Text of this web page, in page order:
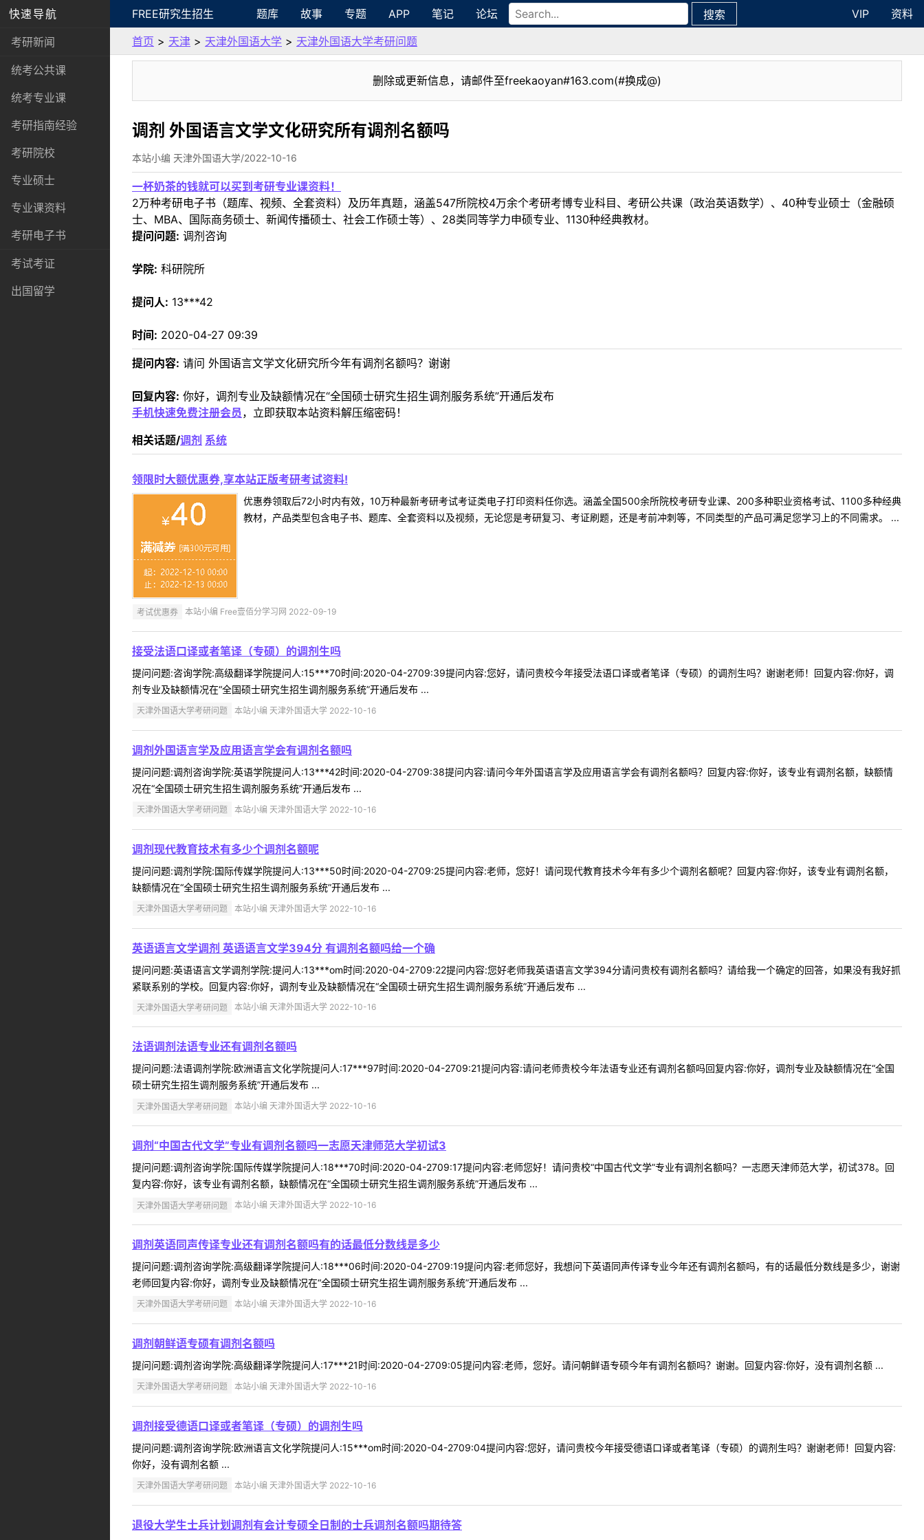
快速导航
考研新闻
统考公共课
统考专业课
考研指南经验
考研院校
专业硕士
专业课资料
考研电子书
考试考证
出国留学
FREE研究生招生 题库 故事 专题 APP 笔记 论坛 搜索 VIP
资料
首页 > 天津 > 天津外国语大学 > 天津外国语大学考研问题
删除或更新信息，请邮件至freekaoyan#163.com(#换成@)
调剂 外国语言文学文化研究所有调剂名额吗
本站小编 天津外国语大学/2022-10-16
一杯奶茶的钱就可以买到考研专业课资料！
2万种考研电子书（题库、视频、全套资料）及历年真题，涵盖547所院校4万余个考研考博专业科目、考研公共课（政治英语数学）、40种专业硕士（金融硕
士、MBA、国际商务硕士、新闻传播硕士、社会工作硕士等）、28类同等学力申硕专业、1130种经典教材。
提问问题: 调剂咨询
学院: 科研院所
提问人: 13***42
时间: 2020-04-27 09:39
提问内容: 请问 外国语言文学文化研究所今年有调剂名额吗？谢谢
回复内容: 你好，调剂专业及缺额情况在“全国硕士研究生招生调剂服务系统”开通后发布
手机快速免费注册会员 ，立即获取本站资料解压缩密码！
相关话题/调剂 系统
领限时大额优惠券,享本站正版考研考试资料!
优惠券领取后72小时内有效，10万种最新考研考试考证类电子打印资料任你选。涵盖全国500余所院校考研专业课、200多种职业资格考试、1100多种经典
教材，产品类型包含电子书、题库、全套资料以及视频，无论您是考研复习、考证刷题，还是考前冲刺等，不同类型的产品可满足您学习上的不同需求。 ...
考试优惠券 本站小编 Free壹佰分学习网 2022-09-19
接受法语口译或者笔译（专硕）的调剂生吗
提问问题:咨询学院:高级翻译学院提问人:15***70时间:2020-04-2709:39提问内容:您好，请问贵校今年接受法语口译或者笔译（专硕）的调剂生吗？谢谢老师！回复内容:你好，调
剂专业及缺额情况在“全国硕士研究生招生调剂服务系统”开通后发布 ...
天津外国语大学考研问题 本站小编 天津外国语大学 2022-10-16
调剂外国语言学及应用语言学会有调剂名额吗
提问问题:调剂咨询学院:英语学院提问人:13***42时间:2020-04-2709:38提问内容:请问今年外国语言学及应用语言学会有调剂名额吗？回复内容:你好，该专业有调剂名额，缺额情
况在“全国硕士研究生招生调剂服务系统”开通后发布 ...
天津外国语大学考研问题 本站小编 天津外国语大学 2022-10-16
调剂现代教育技术有多少个调剂名额呢
提问问题:调剂学院:国际传媒学院提问人:13***50时间:2020-04-2709:25提问内容:老师，您好！请问现代教育技术今年有多少个调剂名额呢？回复内容:你好，该专业有调剂名额，
缺额情况在“全国硕士研究生招生调剂服务系统”开通后发布 ...
天津外国语大学考研问题 本站小编 天津外国语大学 2022-10-16
英语语言文学调剂 英语语言文学394分 有调剂名额吗给一个确
提问问题:英语语言文学调剂学院:提问人:13***om时间:2020-04-2709:22提问内容:您好老师我英语语言文学394分请问贵校有调剂名额吗？请给我一个确定的回答，如果没有我好抓
紧联系别的学校。回复内容:你好，调剂专业及缺额情况在“全国硕士研究生招生调剂服务系统”开通后发布 ...
天津外国语大学考研问题 本站小编 天津外国语大学 2022-10-16
法语调剂法语专业还有调剂名额吗
提问问题:法语调剂学院:欧洲语言文化学院提问人:17***97时间:2020-04-2709:21提问内容:请问老师贵校今年法语专业还有调剂名额吗回复内容:你好，调剂专业及缺额情况在“全国
硕士研究生招生调剂服务系统”开通后发布 ...
天津外国语大学考研问题 本站小编 天津外国语大学 2022-10-16
调剂“中国古代文学”专业有调剂名额吗一志愿天津师范大学初试3
提问问题:调剂咨询学院:国际传媒学院提问人:18***70时间:2020-04-2709:17提问内容:老师您好！请问贵校“中国古代文学”专业有调剂名额吗？一志愿天津师范大学，初试378。回
复内容:你好，该专业有调剂名额，缺额情况在“全国硕士研究生招生调剂服务系统”开通后发布 ...
天津外国语大学考研问题 本站小编 天津外国语大学 2022-10-16
调剂英语同声传译专业还有调剂名额吗有的话最低分数线是多少
提问问题:调剂咨询学院:高级翻译学院提问人:18***06时间:2020-04-2709:19提问内容:老师您好，我想问下英语同声传译专业今年还有调剂名额吗，有的话最低分数线是多少，谢谢
老师回复内容:你好，调剂专业及缺额情况在“全国硕士研究生招生调剂服务系统”开通后发布 ...
天津外国语大学考研问题 本站小编 天津外国语大学 2022-10-16
调剂朝鲜语专硕有调剂名额吗
提问问题:调剂咨询学院:高级翻译学院提问人:17***21时间:2020-04-2709:05提问内容:老师，您好。请问朝鲜语专硕今年有调剂名额吗？谢谢。回复内容:你好，没有调剂名额 ...
天津外国语大学考研问题 本站小编 天津外国语大学 2022-10-16
调剂接受德语口译或者笔译（专硕）的调剂生吗
提问问题:调剂咨询学院:欧洲语言文化学院提问人:15***om时间:2020-04-2709:04提问内容:您好，请问贵校今年接受德语口译或者笔译（专硕）的调剂生吗？谢谢老师！回复内容:
你好，没有调剂名额 ...
天津外国语大学考研问题 本站小编 天津外国语大学 2022-10-16
退役大学生士兵计划调剂有会计专硕全日制的士兵调剂名额吗期待答